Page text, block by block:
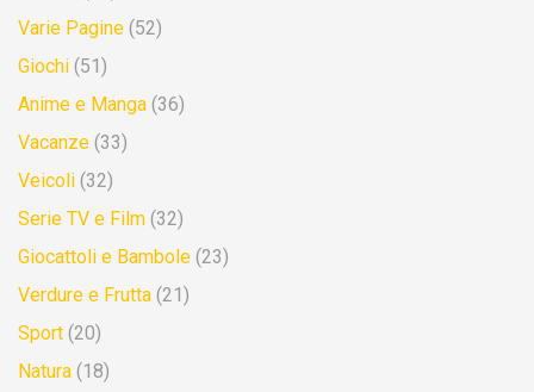
Varie Pagine (52)
Giochi (51)
Anime e Manga (36)
Vacanze (33)
Veicoli (32)
Serie TV e Film (32)
Giocattoli e Bambole (23)
Verdure e Frutta (21)
Sport (20)
Natura (18)